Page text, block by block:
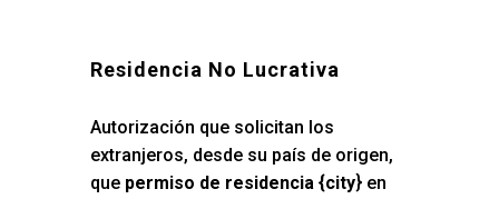
Residencia No Lucrativa
Autorización que solicitan los
extranjeros, desde su país de origen,
que permiso de residencia {city} en